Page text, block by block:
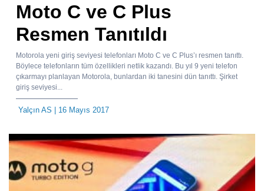
Moto C ve C Plus
Resmen Tanıtıldı
Motorola yeni giriş seviyesi telefonları Moto C ve C Plus’ı resmen tanıttı.
Böylece telefonların tüm özellikleri netlik kazandı. Bu yıl 9 yeni telefon
çıkarmayı planlayan Motorola, bunlardan iki tanesini dün tanıttı. Şirket
giriş seviyesi...
Yalçın AS | 16 Mayıs 2017